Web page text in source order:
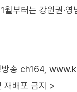
부터는 강원권·
송 ch164,
재배포 금지 >